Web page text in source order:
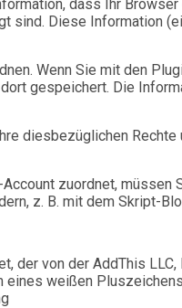
dass Ihr
sind. Diese Information
Wenn Sie mit den
gespeichert. Die
diesbezüglichen
zuordnet,
z. B. mit dem Skript-
von der AddThis
weißen